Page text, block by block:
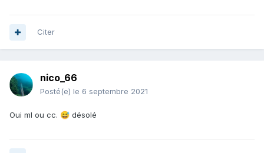
Citer
nico_66
Posté(e) le 6 septembre 2021
Oui ml ou cc. 😅 désolé